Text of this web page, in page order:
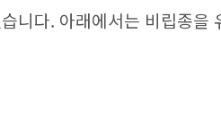
니다. 아래에서는 비립종을